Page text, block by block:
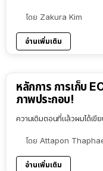
โดย Zakura Kim
อ่านเพิ่มเติม
หลักการ การเก็บ
ภาพประกอบ!
ความเดิมตอนที่แล้วผมได้เขี
โดย Attapon
อ่านเพิ่มเติม